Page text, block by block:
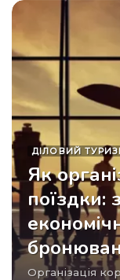
ДІЛОВИЙ
Як
поїздки:
Організація корпоративних поїздок — це важлива